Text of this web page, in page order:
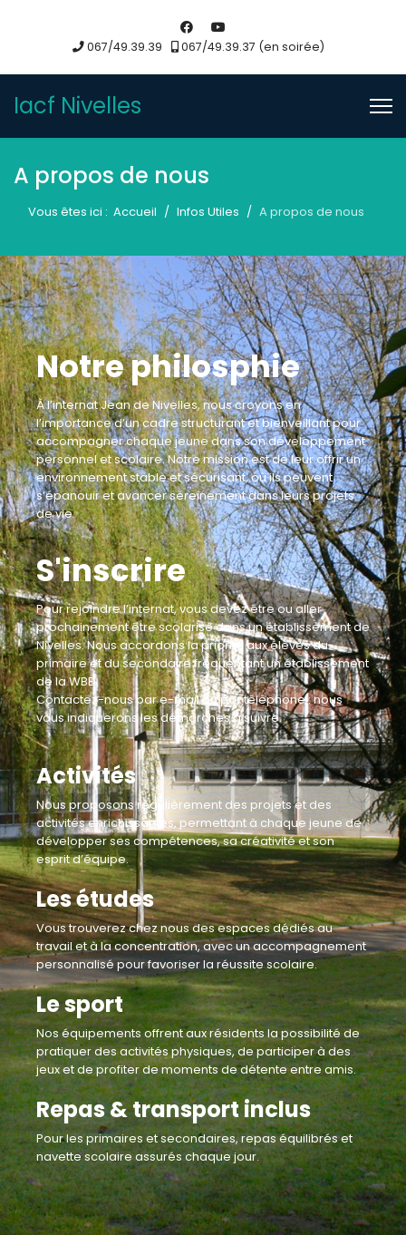
067/49.39.39 067/49.39.37 (en soirée)
Iacf Nivelles
A propos de nous
Vous êtes ici : Accueil Infos Utiles A propos de nous
Notre philosphie
À l’internat Jean de Nivelles, nous croyons en
l’importance d’un cadre structurant et bienveillant pour
accompagner chaque jeune dans son développement
personnel et scolaire. Notre mission est de leur offrir un
environnement stable et sécurisant, où ils peuvent
s’épanouir et avancer sereinement dans leurs projets
de vie.
S'inscrire
Pour rejoindre l’internat, vous devez être ou aller
prochainement être scolarisé dans un établissement de
Nivelles. Nous accordons la priorité aux élèves du
primaire et du secondaire fréquentant un établissement
de la WBE.
Contactez-nous par e-mail ou par téléphone : nous
vous indiquerons les démarches à suivre.
Activités
Nous proposons régulièrement des projets et des
activités enrichissantes, permettant à chaque jeune de
développer ses compétences, sa créativité et son
esprit d’équipe.
Les études
Vous trouverez chez nous des espaces dédiés au
travail et à la concentration, avec un accompagnement
personnalisé pour favoriser la réussite scolaire.
Le sport
Nos équipements offrent aux résidents la possibilité de
pratiquer des activités physiques, de participer à des
jeux et de profiter de moments de détente entre amis.
Repas & transport inclus
Pour les primaires et secondaires, repas équilibrés et
navette scolaire assurés chaque jour.